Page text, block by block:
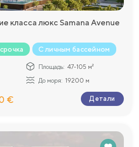
класса люкс Samana Avenue
С личным бассейном
Площадь: 47-105 м²
До моря: 19200 м
€ Детали